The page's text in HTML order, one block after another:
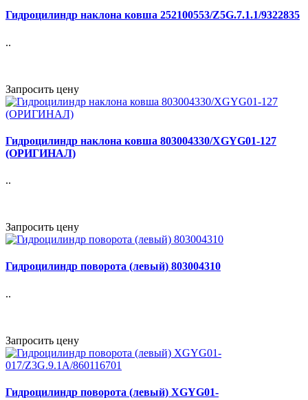
Гидроцилиндр наклона ковша 252100553/Z5G.7.1.1/9322835
..
Запросить цену
Гидроцилиндр наклона ковша 803004330/XGYG01-127
(ОРИГИНАЛ)
..
Запросить цену
Гидроцилиндр поворота (левый) 803004310
..
Запросить цену
Гидроцилиндр поворота (левый) XGYG01-